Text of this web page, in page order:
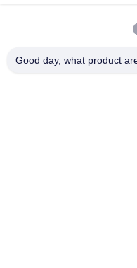
Good day, what product